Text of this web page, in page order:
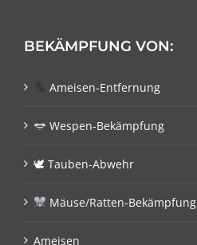
BEKÄMPFUNG VON:
Ameisen-Entfernung
Wespen-Bekämpfung
🕊 Tauben-Abwehr
Mäuse/Ratten-Bekämpfung
Ameisen